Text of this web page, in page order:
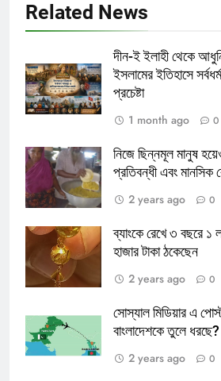
Related News
দীন-ই ইলাহী থেকে
ইসলামের ইতিহাসে
প্রচেষ্টা
1 month ago
0
নিজে ছিন্নমূল মানুষ
প্রতিবন্ধী এবং মানসিক
2 years ago
0
ব্যাংকে রেখে ৩ বছরে ১
হাজার টাকা ঠকেছেন
2 years ago
0
সোস্যাল মিডিয়ার এ
বাংলাদেশকে তুলে ধরছে?
2 years ago
0